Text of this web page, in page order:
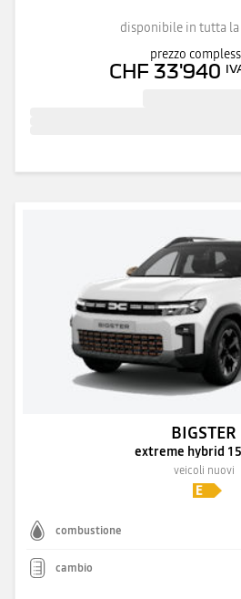
disponibile in tutta la
prezzo
CHF 33'940
BIGSTER
extreme hybrid
veicoli nuovi
combustione
cambio